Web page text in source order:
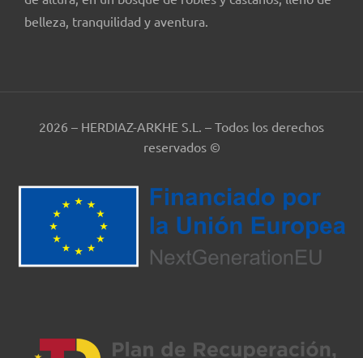
belleza, tranquilidad y aventura.
2026 – HERDIAZ-ARKHE S.L. – Todos los derechos
reservados ©